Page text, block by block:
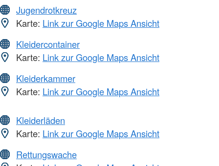
Jugendrotkreuz
Karte: Link zur Google Maps Ansicht
Kleidercontainer
Karte: Link zur Google Maps Ansicht
Kleiderkammer
Karte: Link zur Google Maps Ansicht
Kleiderläden
Karte: Link zur Google Maps Ansicht
Rettungswache